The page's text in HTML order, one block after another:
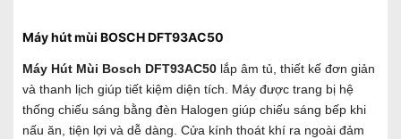
Máy hút mùi BOSCH DFT93AC50
Máy Hút Mùi Bosch DFT93AC50 lắp âm tủ, thiết kế đơn giản
và thanh lịch giúp tiết kiệm diện tích. Máy được trang bị hệ
thống chiếu sáng bằng đèn Halogen giúp chiếu sáng bếp khi
nấu ăn, tiện lợi và dễ dàng. Cửa kính thoát khí ra ngoài đảm